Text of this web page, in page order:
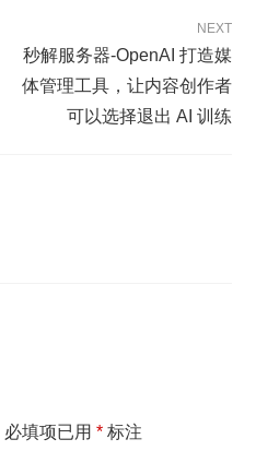
NEXT
秒解服务器-OpenAI 打造媒
体管理工具，让内容创作者
可以选择退出 AI 训练
必填项已用* 标注